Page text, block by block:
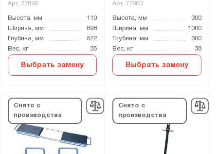
Арт. 77890
Высота, мм
110
Ширина, мм
698
Глубина, мм
522
Вес, кг
35
Выбрать замену
Арт. 77900
Высота, мм
300
Ширина, мм
1000
Глубина, мм
300
Вес, кг
38
Выбрать замену
Снято с
производства
Снято с
производства